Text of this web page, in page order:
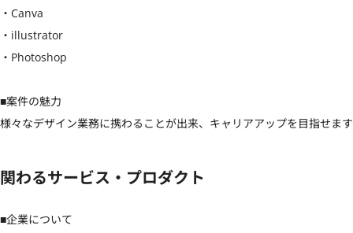
・Canva
・illustrator
・Photoshop
■案件の魅力
様々なデザイン業務に携わることが出来、キャリアアップを目指せます
関わるサービス・プロダクト
■企業について